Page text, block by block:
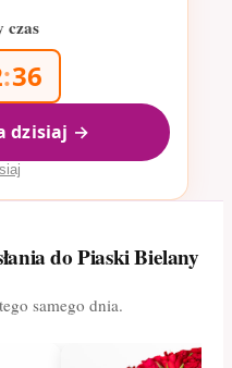
czas
:34
dzisiaj →
do Piaski Bielany
samego dnia.